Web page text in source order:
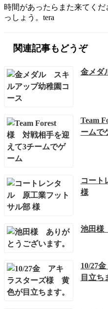
時間があったらまた来てく
っしょう。tera
関連記事もどうぞ
金メダ
Team
ームで
コート
様
池田様
10/27
目立ち